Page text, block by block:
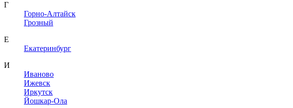
Г
Горно-Алтайск
Грозный
Е
Екатеринбург
И
Иваново
Ижевск
Иркутск
Йошкар-Ола